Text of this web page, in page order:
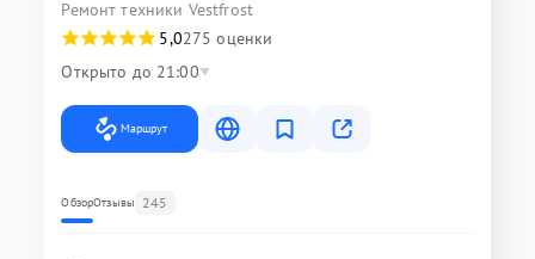
Ремонт техники Vestfrost
5,0275 оценки
Открыто до 21:00
Маршрут
ОбзорОтзывы 245